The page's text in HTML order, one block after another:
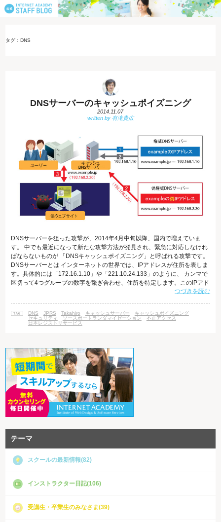
タグ：DNS
DNSサーバーのキャッシュポイズニング
2014.11.07
DNSサーバーを狙った攻撃が、2014年4月中旬以降、国内で増えていま
す。 中でも最近になって新たな攻撃方法が発見され、緊急に対応しなけれ
ばならないものが 「DNSキャッシュポイズニング」と呼ばれる攻撃です。
DNSサーバーとは インターネットの世界では、IPアドレスが住所を表しま
す。具体的には「172.16.1.10」や「221.10.24.133」のように、 カンマで
区切って4つグループの数字を繋ぎ合わせ、住所を特定します。このIPアド
レスが不明であれば、当然パケットを 相手先に届けることはできません。
よね。 しかし、私たちは数字で住所を管理するのは苦手であり、わかりや
すい文字列にして管理しやすくしたものが ドメインネー
つづきを読む
DNS JPRS Takahiro キャッシュサーバー
キャッシュポイズニング
セキュリティ
ソースポートランダマイゼーション
不正アクセス
日本レジストリサービス
テーマ
スクールの最新情報(82)
インストラクター日記(106)
受講生・卒業生のみなさま(39)